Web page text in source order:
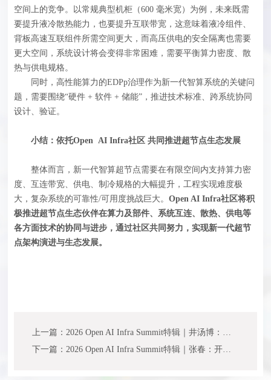
空间上的竞争。以常规典型机柜（600 毫米宽）为例，未来既需
要提升液冷散热能力，也要提升互联带宽，这意味着液冷组件、
背板高速互联组件所需空间更大，而高压供电的安全隔离也需要
更大空间，系统设计将会变得非常困难，需要平衡算力密度、散
热与供电规格。
同时，高性能算力的EDPp治理作为新一代智算系统的关键问
题，需要围绕“硬件 + 软件 + 储能”，推进技术标准、跨系统协同
设计、验证。
小结：依托Open AI Infra社区 共同推进超节点生态发展
整体而言，新一代智算超节点需要在有限空间内支持算力密
度、互连带宽、供电、制冷规格的大幅提升，工程实现难度极
大，复杂系统的可靠性/可用度挑战巨大。Open AI Infra社区将积
极推进超节点生态伙伴在算力及部件、系统互连、散热、供电等
各方面技术的协同与进步，通过社区共同努力，实现新一代超节
点架构演进与生态发展。